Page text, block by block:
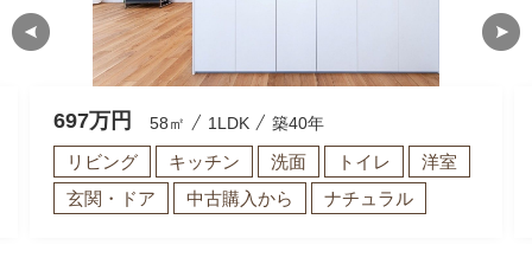
697万円 58㎡ 1LDK 築40年
リビング キッチン 洗面 トイレ
洋室
玄関・ドア
中古購入から ナチュラル